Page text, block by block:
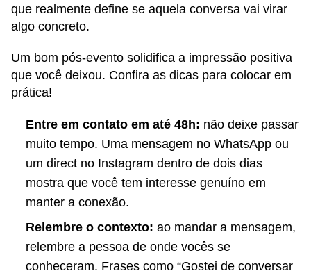
que realmente define se aquela conversa vai virar
algo concreto.
Um bom pós-evento solidifica a impressão positiva
que você deixou. Confira as dicas para colocar em
prática!
Entre em contato em até 48h: não deixe passar
muito tempo. Uma mensagem no WhatsApp ou
um direct no Instagram dentro de dois dias
mostra que você tem interesse genuíno em
manter a conexão.
Relembre o contexto: ao mandar a mensagem,
relembre a pessoa de onde vocês se
conheceram. Frases como “Gostei de conversar